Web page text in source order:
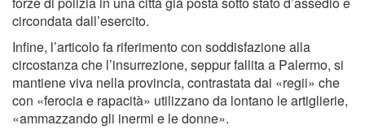
circondata dall’esercito.
Infine, l’articolo fa riferimento con soddisfazione alla
circostanza che l’insurrezione, seppur fallita a Palermo, si
mantiene viva nella provincia, contrastata dai «regii» che
con «ferocia e rapacità» utilizzano da lontano le artiglierie,
«ammazzando gli inermi e le donne».